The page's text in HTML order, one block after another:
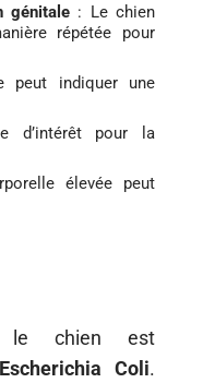
génitale: Le chien
répétée pour
peut indiquer une
d’intérêt pour la
élevée peut
le chien est
Escherichia Coli.